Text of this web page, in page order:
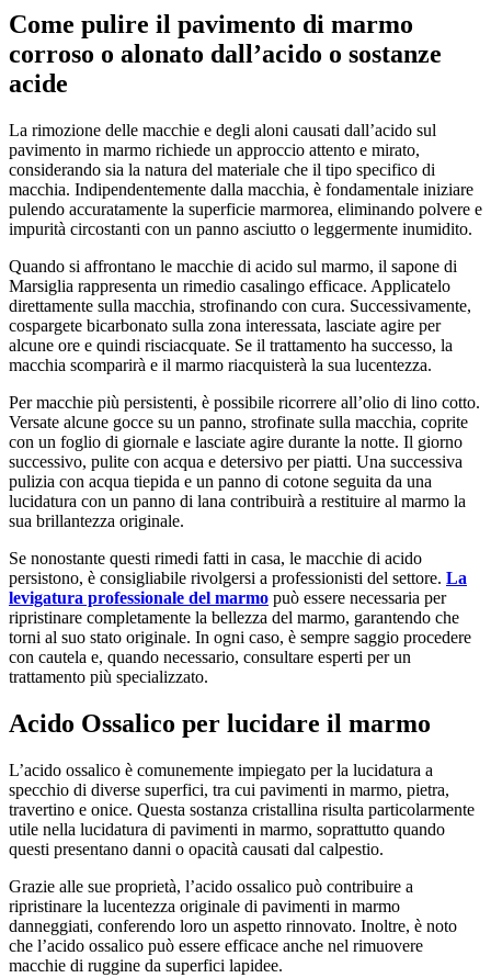
Come pulire il pavimento di marmo
corroso o alonato dall’acido o sostanze
acide
La rimozione delle macchie e degli aloni causati dall’acido sul
pavimento in marmo richiede un approccio attento e mirato,
considerando sia la natura del materiale che il tipo specifico di
macchia. Indipendentemente dalla macchia, è fondamentale iniziare
pulendo accuratamente la superficie marmorea, eliminando polvere e
impurità circostanti con un panno asciutto o leggermente inumidito.
Quando si affrontano le macchie di acido sul marmo, il sapone di
Marsiglia rappresenta un rimedio casalingo efficace. Applicatelo
direttamente sulla macchia, strofinando con cura. Successivamente,
cospargete bicarbonato sulla zona interessata, lasciate agire per
alcune ore e quindi risciacquate. Se il trattamento ha successo, la
macchia scomparirà e il marmo riacquisterà la sua lucentezza.
Per macchie più persistenti, è possibile ricorrere all’olio di lino cotto.
Versate alcune gocce su un panno, strofinate sulla macchia, coprite
con un foglio di giornale e lasciate agire durante la notte. Il giorno
successivo, pulite con acqua e detersivo per piatti. Una successiva
pulizia con acqua tiepida e un panno di cotone seguita da una
lucidatura con un panno di lana contribuirà a restituire al marmo la
sua brillantezza originale.
Se nonostante questi rimedi fatti in casa, le macchie di acido
persistono, è consigliabile rivolgersi a professionisti del settore. La
levigatura professionale del marmo può essere necessaria per
ripristinare completamente la bellezza del marmo, garantendo che
torni al suo stato originale. In ogni caso, è sempre saggio procedere
con cautela e, quando necessario, consultare esperti per un
trattamento più specializzato.
Acido Ossalico per lucidare il marmo
L’acido ossalico è comunemente impiegato per la lucidatura a
specchio di diverse superfici, tra cui pavimenti in marmo, pietra,
travertino e onice. Questa sostanza cristallina risulta particolarmente
utile nella lucidatura di pavimenti in marmo, soprattutto quando
questi presentano danni o opacità causati dal calpestio.
Grazie alle sue proprietà, l’acido ossalico può contribuire a
ripristinare la lucentezza originale di pavimenti in marmo
danneggiati, conferendo loro un aspetto rinnovato. Inoltre, è noto
che l’acido ossalico può essere efficace anche nel rimuovere
macchie di ruggine da superfici lapidee.